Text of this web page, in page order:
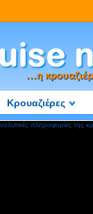
Κρουαζιέρες